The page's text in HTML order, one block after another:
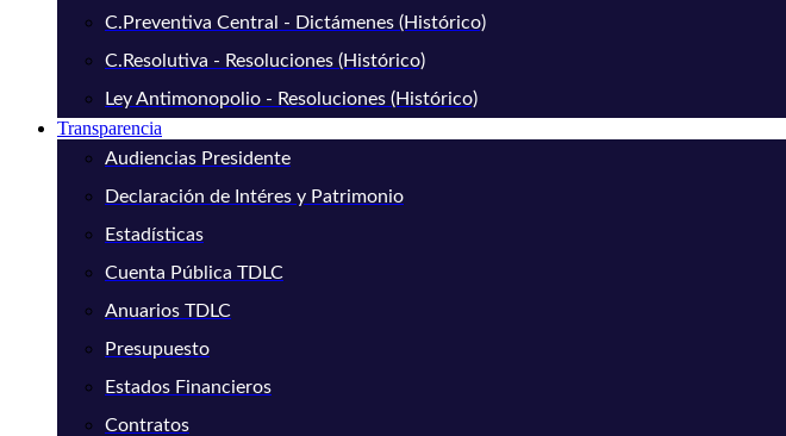
C.Preventiva Central - Dictámenes (Histórico)
C.Resolutiva - Resoluciones (Histórico)
Ley Antimonopolio - Resoluciones (Histórico)
Transparencia
Audiencias Presidente
Declaración de Intéres y Patrimonio
Estadísticas
Cuenta Pública TDLC
Anuarios TDLC
Presupuesto
Estados Financieros
Contratos